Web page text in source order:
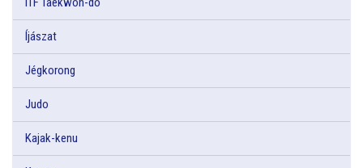
Íjászat
Jégkorong
Judo
Kajak-kenu